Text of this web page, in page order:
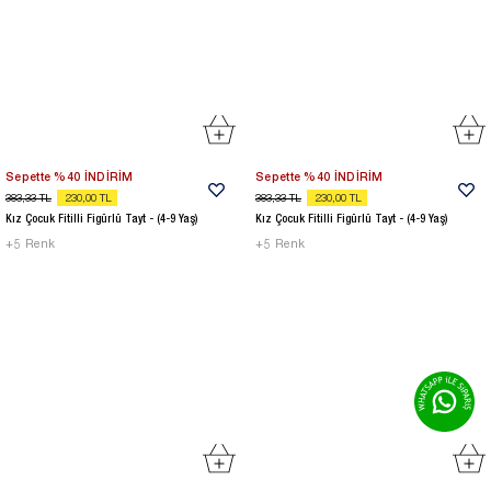
Sepette %40 İNDİRİM
230,00 TL
383,33 TL
+5 Renk
Kız Çocuk Fitilli Figürlü Tayt - (4-9 Yaş)
Sepette %40 İNDİRİM
230,00 TL
383,33 TL
+5 Renk
Kız Çocuk Fitilli Figürlü Tayt - (4-9 Yaş)